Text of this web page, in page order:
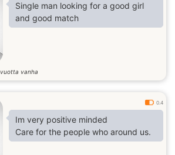
Single man looking for a good girl
and good match
vuotta vanha
0.4
Im very positive minded
Care for the people who around us.